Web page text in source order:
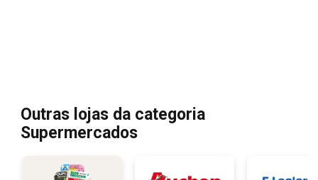
Outras lojas da categoria
Supermercados